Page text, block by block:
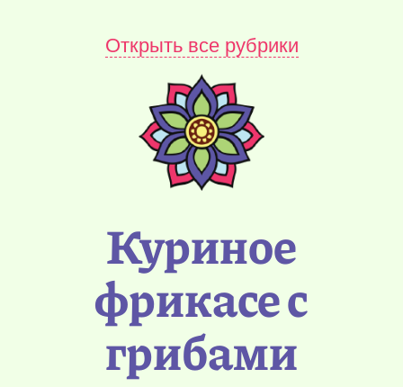
Открыть все рубрики
Куриное
фрикасе с
грибами